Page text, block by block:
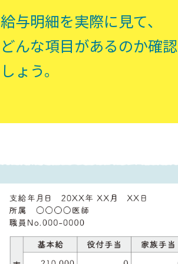
給与明細を実際に見て、
どんな項目があるのか確
しょう。